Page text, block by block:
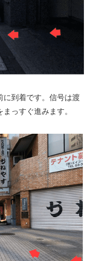
に到着です。信号は渡
まっすぐ進みます。